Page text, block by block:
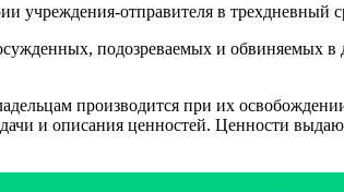
учреждения-отправителя в трехдневный
подозреваемых и обвиняемых в
производится при их
и описания ценностей. Ценности